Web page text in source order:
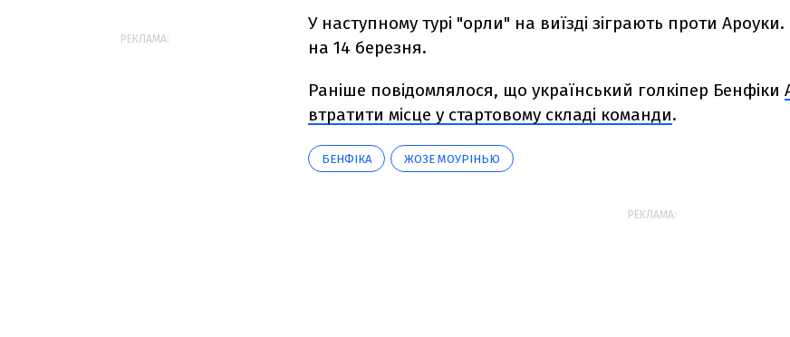
У наступному турі "орли" на виїзді зіграють проти
на 14 березня.
Раніше повідомлялося, що український голкіпер Бенфіки
втратити місце у стартовому складі команди.
БЕНФІКА ЖОЗЕ МОУРІНЬЮ
РЕКЛАМА:
РЕКЛАМА: